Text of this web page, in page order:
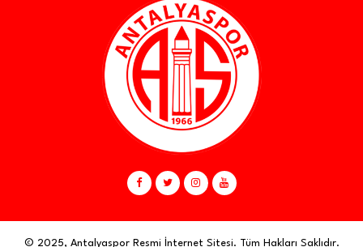
© 2025, Antalyaspor Resmi İnternet Sitesi. Tüm Hakları Saklıdır.